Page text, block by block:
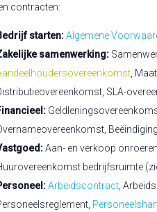
contracten:
starten:Algemene
samenwerking:
,
SLA-
Aan- en verkoop
bedrijfsruimte
Arbeidscontract ,